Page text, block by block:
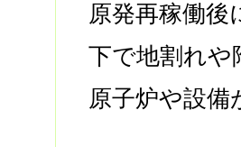
原発再稼働後
下で地割れや
原子炉や設